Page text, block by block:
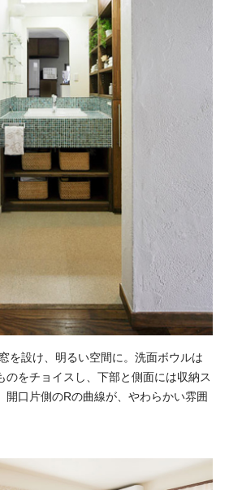
を設け、明るい空間に。洗面ボウルは
のをチョイスし、下部と側面には収納ス
開口片側のRの曲線が、やわらかい雰囲